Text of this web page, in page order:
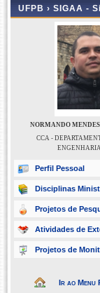
UFPB › SIGAA -
NORMANDO
CCA -
Perfil Pessoal
Disciplinas
Projetos de
Atividades de
Projetos de
Ir ao Menu